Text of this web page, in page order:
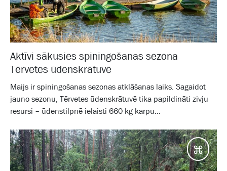
Aktīvi sākusies spiningošanas sezona
Tērvetes ūdenskrātuvē
Maijs ir spiningošanas sezonas atklāšanas laiks. Sagaidot
jauno sezonu, Tērvetes ūdenskrātuvē tika papildināti zivju
resursi – ūdenstilpnē ielaisti 660 kg karpu...